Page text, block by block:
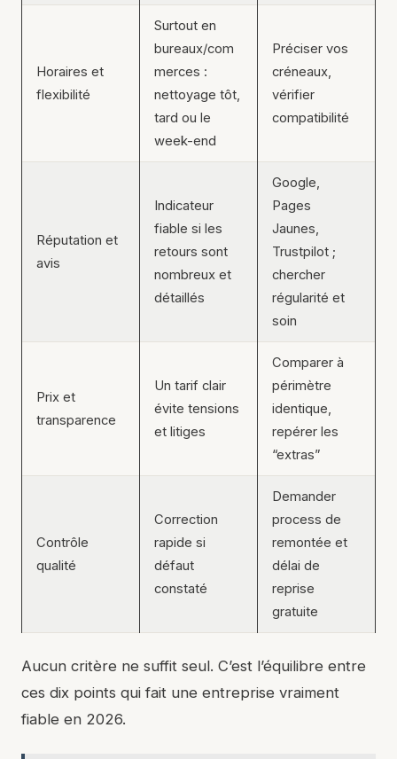
Horaires et
flexibilité
Surtout en
bureaux/com
merces :
nettoyage tôt,
tard ou le
week-end
Préciser vos
créneaux,
vérifier
compatibilité
Réputation et
avis
Indicateur
fiable si les
retours sont
nombreux et
détaillés
Google,
Pages
Jaunes,
Trustpilot ;
chercher
régularité et
soin
Prix et
transparence
Un tarif clair
évite tensions
et litiges
Comparer à
périmètre
identique,
repérer les
“extras”
Contrôle
qualité
Correction
rapide si
défaut
constaté
Demander
process de
remontée et
délai de
reprise
gratuite
Aucun critère ne suffit seul. C’est l’équilibre entre
ces dix points qui fait une entreprise vraiment
fiable en 2026.